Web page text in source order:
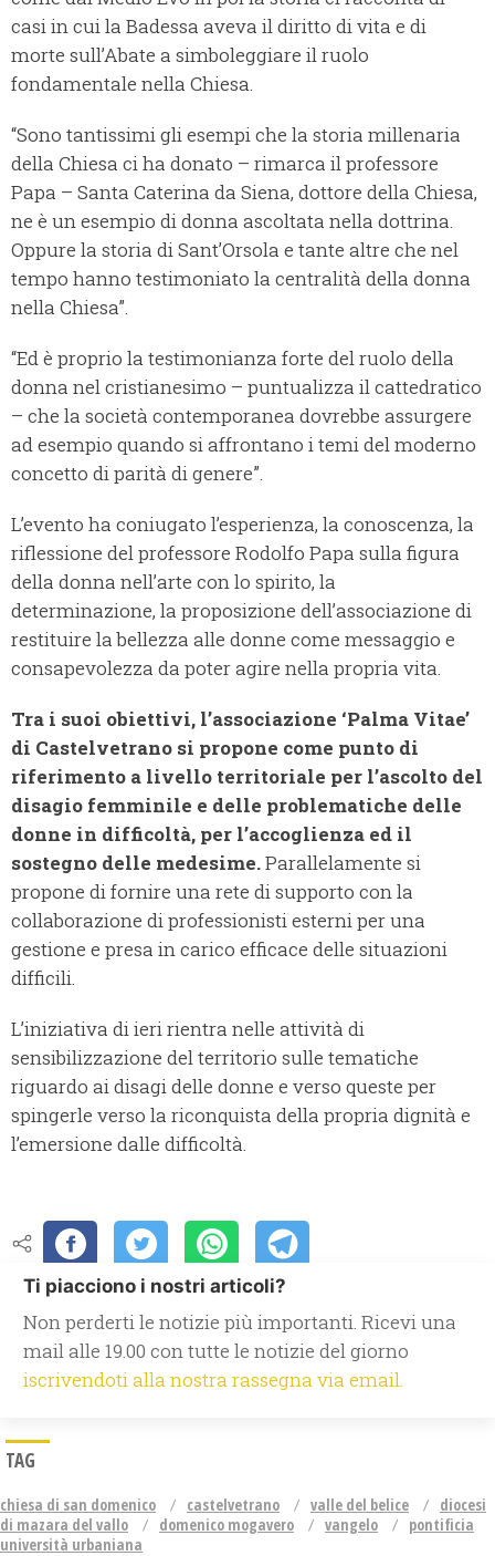
casi in cui la Badessa aveva il diritto di vita e di
morte sull’Abate a simboleggiare il ruolo
fondamentale nella Chiesa.
“Sono tantissimi gli esempi che la storia millenaria
della Chiesa ci ha donato – rimarca il professore
Papa – Santa Caterina da Siena, dottore della Chiesa,
ne è un esempio di donna ascoltata nella dottrina.
Oppure la storia di Sant’Orsola e tante altre che nel
tempo hanno testimoniato la centralità della donna
nella Chiesa”.
“Ed è proprio la testimonianza forte del ruolo della
donna nel cristianesimo – puntualizza il cattedratico
– che la società contemporanea dovrebbe assurgere
ad esempio quando si affrontano i temi del moderno
concetto di parità di genere”.
L’evento ha coniugato l’esperienza, la conoscenza, la
riflessione del professore Rodolfo Papa sulla figura
della donna nell’arte con lo spirito, la
determinazione, la proposizione dell’associazione di
restituire la bellezza alle donne come messaggio e
consapevolezza da poter agire nella propria vita.
Tra i suoi obiettivi, l’associazione ‘Palma Vitae’
di Castelvetrano si propone come punto di
riferimento a livello territoriale per l’ascolto del
disagio femminile e delle problematiche delle
donne in difficoltà, per l’accoglienza ed il
sostegno delle medesime.Parallelamente si
propone di fornire una rete di supporto con la
collaborazione di professionisti esterni per una
gestione e presa in carico efficace delle situazioni
difficili.
L’iniziativa di ieri rientra nelle attività di
sensibilizzazione del territorio sulle tematiche
riguardo ai disagi delle donne e verso queste per
spingerle verso la riconquista della propria dignità e
l’emersione dalle difficoltà.
Ti piacciono i nostri articoli?
Non perderti le notizie più importanti. Ricevi una
mail alle 19.00 con tutte le notizie del giorno
iscrivendoti alla nostra rassegna via email.
TAG
chiesa di san domenico castelvetrano valle del belice
diocesi
di mazara del vallo
domenico mogavero vangelo
pontificia
università urbaniana